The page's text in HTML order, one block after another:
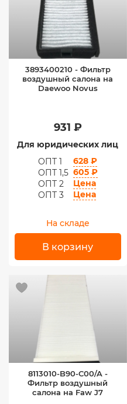
3893400210 - Фильтр
воздушный салона на
Daewoo Novus
931 ₽
Для юридических лиц
ОПТ 1
628 ₽
ОПТ 1,5 605 ₽
ОПТ 2
Цена
ОПТ 3
Цена
На складе
В корзину
8113010-B90-C00/A -
Фильтр воздушный
салона на Faw J7